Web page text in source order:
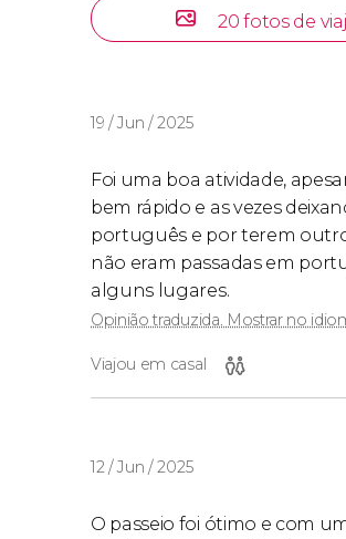
20 fotos de
19 / Jun / 2025
Foi uma boa atividade,
bem rápido e as vezes
português e por terem
não eram passadas em
alguns lugares.
Opinião traduzida. Mostrar no
Viajou em casal
12 / Jun / 2025
O passeio foi ótimo e com